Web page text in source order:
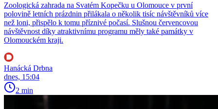
Zoologická zahrada na Svatém Kopečku u Olomouce v první
polovině letních prázdnin přilákala o několik tisíc návštěvníků více
než loni, přispělo k tomu příznivé počasí. Slušnou červencovou
návštěvnost díky atraktivnímu programu měly také památky v
Olomouckém kraji.
Hanácká Drbna
dnes, 15:04
2 min